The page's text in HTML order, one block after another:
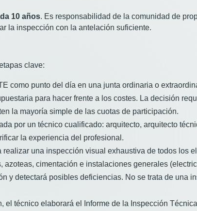
10 años. Es responsabilidad de la comunidad de
la inspección con la antelación suficiente.
clave:
como punto del día en una junta ordinaria o
para hacer frente a los costes. La decisión
la mayoría simple de las cuotas de participación.
por un técnico cualificado: arquitecto, arquitecto
la experiencia del profesional.
una inspección visual exhaustiva de todos los
cimentación e instalaciones generales
y detectará posibles deficiencias. No se trata de una
el técnico elaborará el Informe de la Inspección